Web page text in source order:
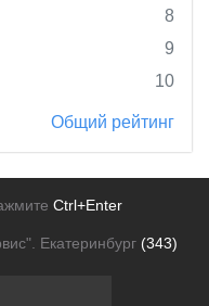
8
9
10
Общий рейтинг
Ctrl+Enter
Екатеринбург (343)